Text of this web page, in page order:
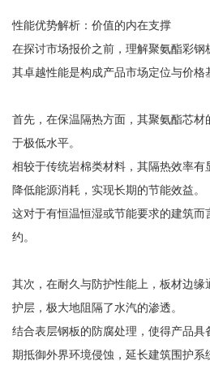
性能优势解析：价值的内在支撑
在探讨市场报价之前，理解聚氨酯彩钢
其卓越性能是构成产品市场定位与价格
首先，在保温隔热方面，其聚氨酯芯材
于极低水平。
相较于传统岩棉类材料，其隔热效率有
降低能源消耗，实现长期的节能效益。
这对于有恒温恒湿或节能要求的建筑
约。
其次，在耐久与防护性能上，板材边
护层，极大地阻隔了水汽的渗透。
结合表层钢板的防腐处理，使得产品具
期抵御外界环境侵蚀，延长建筑围护系